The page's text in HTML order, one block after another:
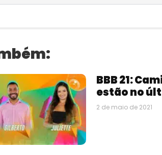
BBB 21:
estão no
2 de maio de 2021